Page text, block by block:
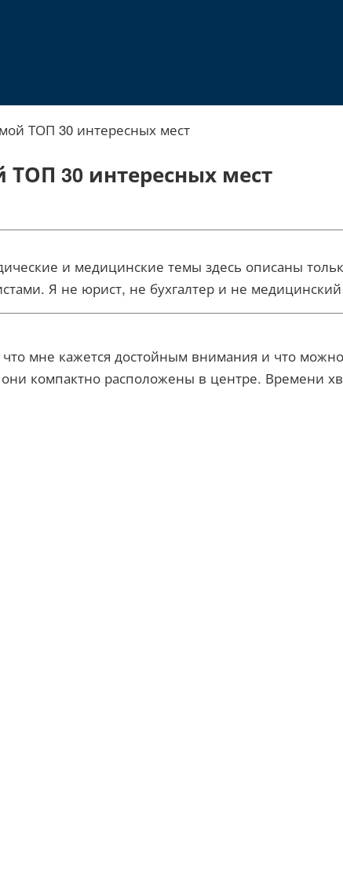
ТОП 30 интересных мест
30 интересных мест
и медицинские темы здесь описаны
Я не юрист, не бухгалтер и не
мне кажется достойным внимания и что
компактно расположены в центре. Времени